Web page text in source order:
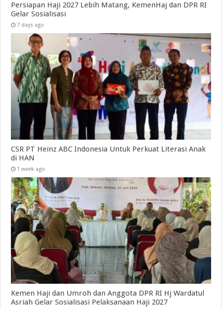
Persiapan Haji 2027 Lebih Matang, KemenHaj dan DPR RI
Gelar Sosialisasi
7 days ago
CSR PT Heinz ABC Indonesia Untuk Perkuat Literasi Anak
di HAN
1 week ago
Kemen Haji dan Umroh dan Anggota DPR RI Hj Wardatul
Asriah Gelar Sosialisasi Pelaksanaan Haji 2027